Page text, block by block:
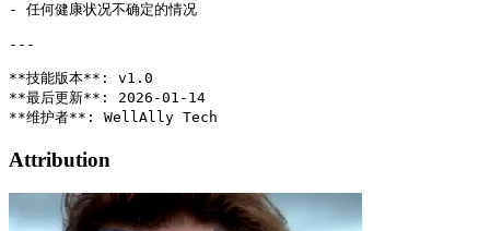
- 任何健康状况不确定的情况
---
**技能版本**: v1.0
**最后更新**: 2026-01-14
Attribution